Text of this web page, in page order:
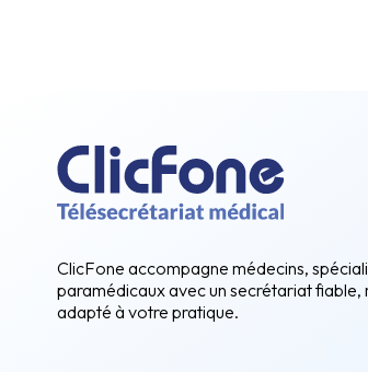
ClicFone accompagne médecins,
paramédicaux avec un secrétariat
adapté à votre pratique.